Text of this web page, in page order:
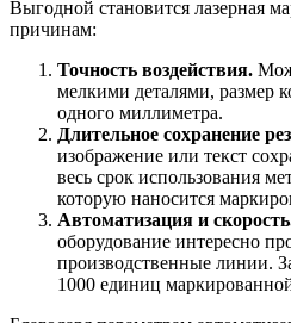
Выгодной становится лазерная
причинам:
Точность воздействия.
мелкими деталями, размер
одного миллиметра.
Длительное сохранение
изображение или текст
весь срок использования
которую наносится
Автоматизация и
оборудование интересно
производственные линии.
1000 единиц